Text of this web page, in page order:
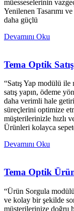
müesseselerinin
Yenilenen Tasarımı
daha güçlü
Devamını Oku
Tema Optik
“Satış Yap modülü
satış yapın, ödeme
daha verimli hale
süreçlerini optimize
müşterilerinizle hızlı
Ürünleri kolayca
Devamını Oku
Tema Optik
“Ürün Sorgula
ve kolay bir şekilde
müşterilerinize doğru